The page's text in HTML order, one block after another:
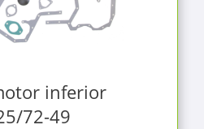
inferior
72-49